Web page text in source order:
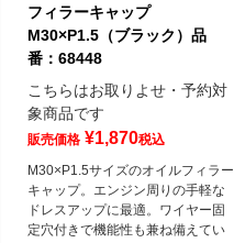
フィラーキャップ
M30×P1.5（ブラック）品
番：68448
こちらはお取りよせ・予約対
象商品です
販売価格 ¥1,870税込
M30×P1.5サイズのオイルフィラー
キャップ。エンジン周りの手軽な
ドレスアップに最適。ワイヤー固
定穴付きで機能性も兼ね備えてい